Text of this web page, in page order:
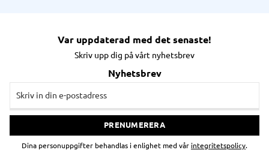
Var uppdaterad med det senaste!
Skriv upp dig på vårt nyhetsbrev
Nyhetsbrev
PRENUMERERA
Dina personuppgifter behandlas i enlighet med vår integritetspolicy.